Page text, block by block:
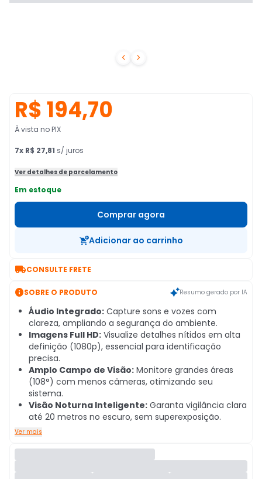
 
R$ 194,70
À vista no PIX
7x R$ 27,81 s/ juros
Ver detalhes de parcelamento
Em estoque
Comprar agora
Adicionar ao carrinho
CONSULTE FRETE
SOBRE O PRODUTO Resumo gerado por IA
Áudio Integrado: Capture sons e vozes com
clareza, ampliando a segurança do ambiente.
Imagens Full HD: Visualize detalhes nítidos em alta
definição (1080p), essencial para identificação
precisa.
Amplo Campo de Visão: Monitore grandes áreas
(108°) com menos câmeras, otimizando seu
sistema.
Visão Noturna Inteligente: Garanta vigilância clara
até 20 metros no escuro, sem superexposição.
Ver mais